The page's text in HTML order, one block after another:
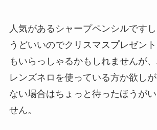
人気があるシャープペンシルです
うどいいのでクリスマスプレゼン
もいらっしゃるかもしれませんが
レンズネロを使っている方か欲し
ない場合はちょっと待ったほうが
せん。